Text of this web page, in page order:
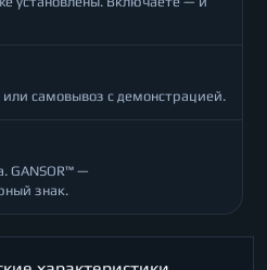
самовывоз с демонстрацией.
GANSOR™ —
знак.